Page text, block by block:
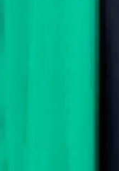
a reprit notre
conseils, elle vous